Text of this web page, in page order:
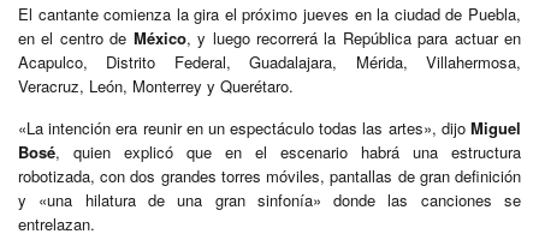
El cantante comienza la gira el próximo jueves en la ciudad de Puebla,
en el centro de México, y luego recorrerá la República para actuar en
Acapulco, Distrito Federal, Guadalajara, Mérida, Villahermosa,
Veracruz, León, Monterrey y Querétaro.
«La intención era reunir en un espectáculo todas las artes», dijo Miguel
Bosé, quien explicó que en el escenario habrá una estructura
robotizada, con dos grandes torres móviles, pantallas de gran definición
y «una hilatura de una gran sinfonía» donde las canciones se
entrelazan.